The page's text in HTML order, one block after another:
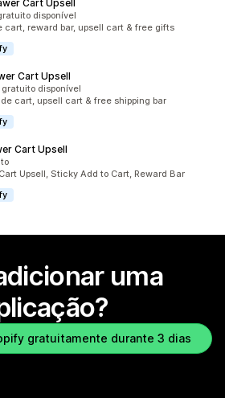
Cart Upsell
disponível
cart, reward bar, upsell cart & free gifts
Cart Upsell
gratuito disponível
cart, upsell cart & free shipping bar
Cart Upsell
Upsell, Sticky Add to Cart, Reward Bar
uma
gratuitamente durante 3 dias